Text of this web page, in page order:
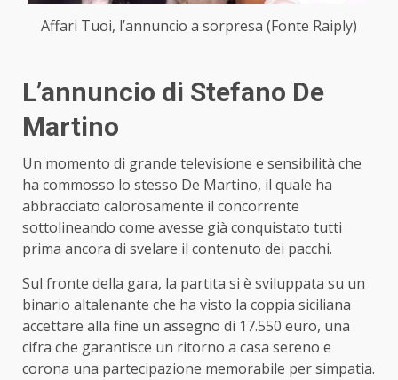
Affari Tuoi, l’annuncio a sorpresa (Fonte Raiply)
L’annuncio di Stefano De
Martino
Un momento di grande televisione e sensibilità che
ha commosso lo stesso De Martino, il quale ha
abbracciato calorosamente il concorrente
sottolineando come avesse già conquistato tutti
prima ancora di svelare il contenuto dei pacchi.
Sul fronte della gara, la partita si è sviluppata su un
binario altalenante che ha visto la coppia siciliana
accettare alla fine un assegno di 17.550 euro, una
cifra che garantisce un ritorno a casa sereno e
corona una partecipazione memorabile per simpatia.